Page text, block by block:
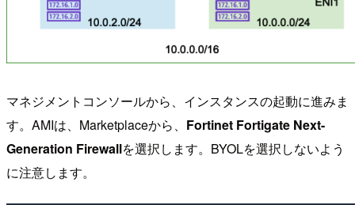
マネジメントコンソールから、インスタンスの起動に進みま
す。AMIは、Marketplaceから、 Fortinet Fortigate Next-
Generation Firewallを選択します。BYOLを選択しないよう
に注意します。